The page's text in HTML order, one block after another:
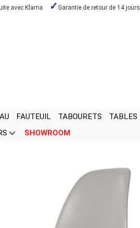
avec Klarna Garantie de retour de 14 jours
FAUTEUIL TABOURETS TABLES
SHOWROOM